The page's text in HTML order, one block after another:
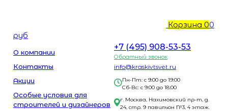
Корзина 00
руб
О компании
Контакты
Акции
Особые условия для
строителей и дизайнеров
+7 (495) 908-53-53
Обратный звонок
info@kraskivtsvet.ru
Пн-Пт: с 9:00 до 19:00
Сб-Вс: с 9:00 до 18:00
г. Москва, Нахимовский пр-т, д.
24, стр. 9 павильон №3, 4 этаж.